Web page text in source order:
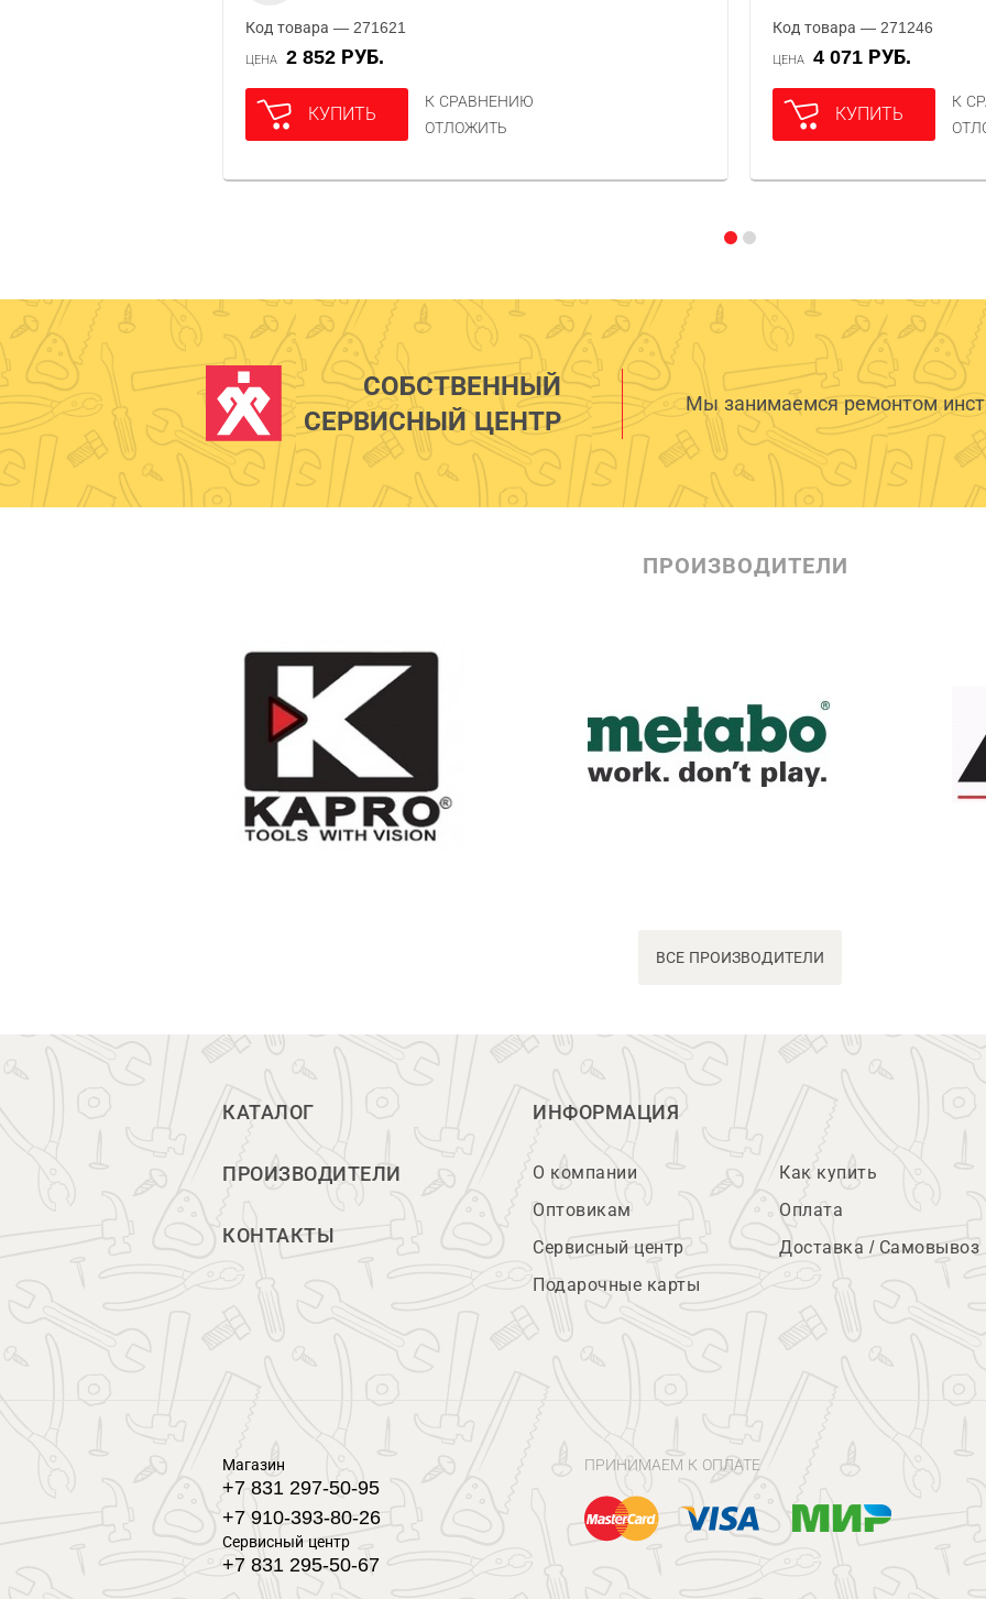
Код товара — 271621
ЦЕНА 2 852 РУБ.
КУПИТЬ
К СРАВНЕНИЮ
ОТЛОЖИТЬ
Код товара — 271246
ЦЕНА 4 071 РУБ.
КУПИТЬ
К
СОБСТВЕННЫЙ
СЕРВИСНЫЙ ЦЕНТР
Мы занимаемся ремонтом
ПРОИЗВОДИТЕЛИ
ВСЕ ПРОИЗВОДИТЕЛИ
КАТАЛОГ
ПРОИЗВОДИТЕЛИ
КОНТАКТЫ
ИНФОРМАЦИЯ
О компании
Оптовикам
Сервисный центр
Подарочные карты
Как купить
Оплата
Доставка / Самовывоз
Магазин
+7 831 297-50-95
+7 910-393-80-26
Сервисный центр
+7 831 295-50-67
ПРИНИМАЕМ К ОПЛАТЕ